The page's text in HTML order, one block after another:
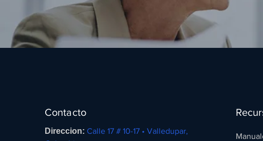
Contacto
Direccion: Calle 17 # 10-17 • Valledupar,